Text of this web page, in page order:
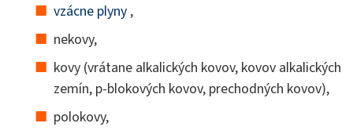
vzácne plyny ,
nekovy,
kovy (vrátane alkalických kovov, kovov alkalických
zemín, p-blokových kovov, prechodných kovov),
polokovy,